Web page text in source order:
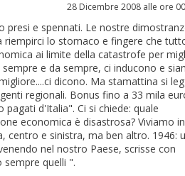
28 Dicembre 2008 alle ore
presi e spennati. Le nostre
riempirci lo stomaco e fingere che
ai limite della catastrofe per
e da sempre, ci inducono e
dicono. Ma stamattina si
regionali. Bonus fino a 33 mila
d'Italia". Ci si chiede: quale
economica è disastrosa? Viviamo in
centro e sinistra, ma ben altro. 1946:
nel nostro Paese, scrisse con
sempre quelli ".